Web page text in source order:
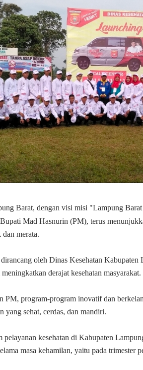
Barat, dengan visi misi "Lampung
Mad Hasnurin (PM), terus
merata.
oleh Dinas Kesehatan
derajat kesehatan masyarakat.
PM, program-program inovatif dan
yang sehat, cerdas, dan mandiri.
pelayanan kesehatan di Kabupaten
masa kehamilan, yaitu pada trimester